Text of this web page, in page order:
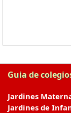
Guia de
Jardines
Jardines de